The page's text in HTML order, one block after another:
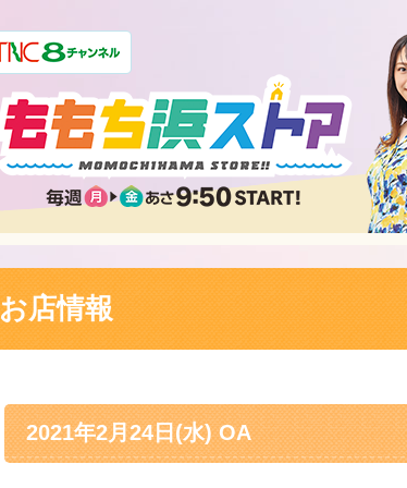
お店情報
2021年2月24日(水) OA